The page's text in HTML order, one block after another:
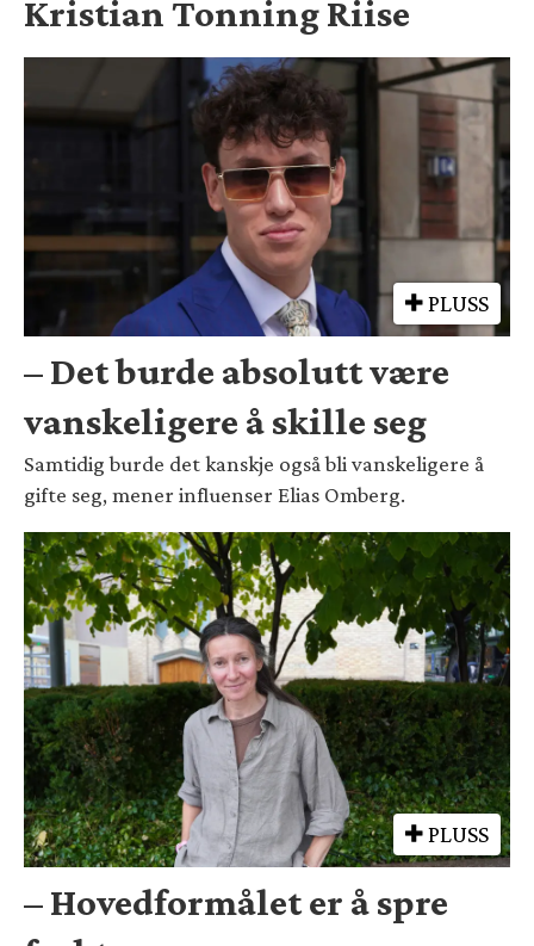
Kristian Tonning Riise
PLUSS
– Det burde absolutt være
vanskeligere å skille seg
Samtidig burde det kanskje også bli vanskeligere å
gifte seg, mener influenser Elias Omberg.
PLUSS
– Hovedformålet er å spre